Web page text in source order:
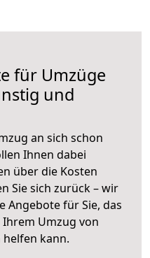
für Umzüge
und
an sich schon
Ihnen dabei
über die Kosten
Sie sich zurück – wir
Angebote für Sie, das
Umzug von
helfen kann.